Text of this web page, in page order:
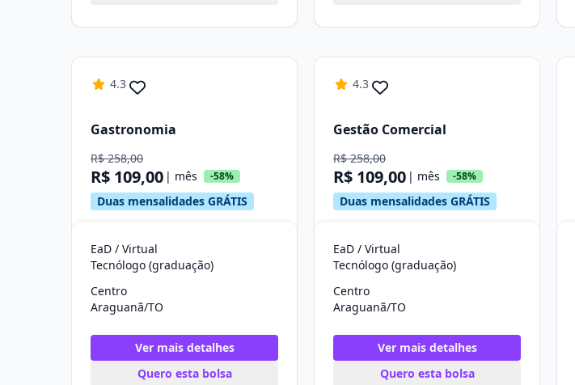
4.3
Gastronomia
R$ 258,00
R$ 109,00 | mês -58%
Duas mensalidades GRÁTIS
EaD / Virtual
Tecnólogo (graduação)
Centro
Araguanã/TO
Ver mais detalhes
Quero esta bolsa
4.3
Gestão Comercial
R$ 258,00
R$ 109,00 | mês -58%
Duas mensalidades GRÁTIS
EaD / Virtual
Tecnólogo (graduação)
Centro
Araguanã/TO
Ver mais detalhes
Quero esta bolsa